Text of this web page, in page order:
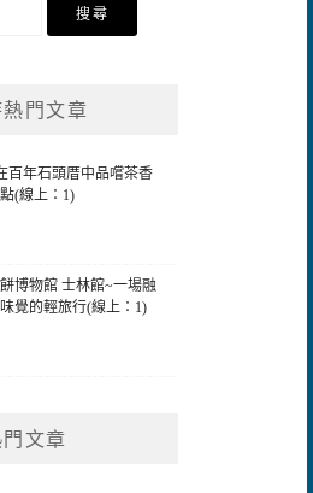
門文章
百年石頭厝中品嚐茶香
(線上：1)
博物館 士林館~一場融
覺的輕旅行(線上：1)
文章